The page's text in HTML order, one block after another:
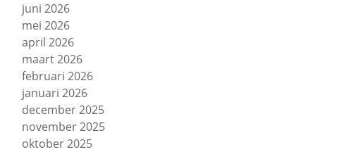
juni 2026
mei 2026
april 2026
maart 2026
februari 2026
januari 2026
december 2025
november 2025
oktober 2025